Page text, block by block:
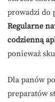
prowadzi do
Regularne
codzienną
ponieważ
Dla panów
preparatów